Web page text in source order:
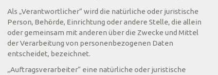
Als „Verantwortlicher“ wird die natürliche oder juristische
Person, Behörde, Einrichtung oder andere Stelle, die allein
oder gemeinsam mit anderen über die Zwecke und Mittel
der Verarbeitung von personenbezogenen Daten
entscheidet, bezeichnet.
„Auftragsverarbeiter“ eine natürliche oder juristische